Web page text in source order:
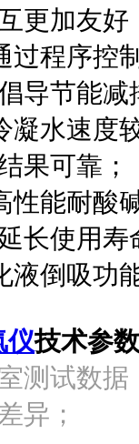
更加友
过程序控
导节能减
凝水速度
果可靠；
性能耐酸
长使用寿
液倒吸功
仪技术参
测试数
异；